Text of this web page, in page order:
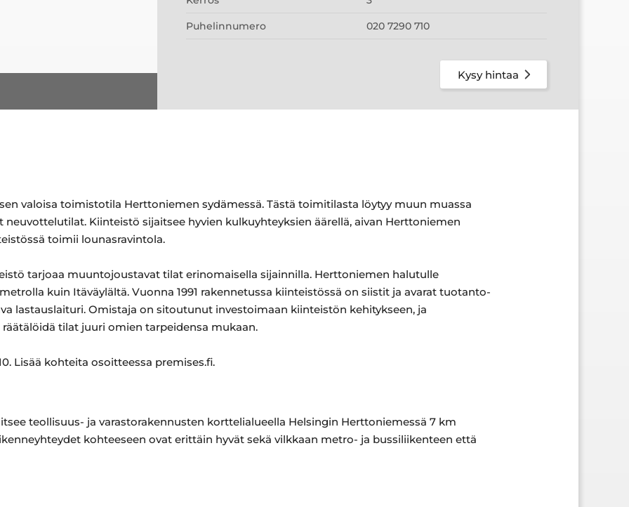
Puhelinnumero 020 7290 710
Kysy hintaa
valoisa toimistotila Herttoniemen sydämessä. Tästä toimitilasta löytyy muun muassa
Kiinteistö sijaitsee hyvien kulkuyhteyksien äärellä, aivan Herttoniemen
toimii lounasravintola.
tarjoaa muuntojoustavat tilat erinomaisella sijainnilla. Herttoniemen halutulle
kuin Itäväylältä. Vuonna 1991 rakennetussa kiinteistössä on siistit ja avarat tuotanto-
lastauslaituri. Omistaja on sitoutunut investoimaan kiinteistön kehitykseen, ja
tilat juuri omien tarpeidensa mukaan.
Lisää kohteita osoitteessa premises.fi.
teollisuus- ja varastorakennusten korttelialueella Helsingin Herttoniemessä 7 km
kohteeseen ovat erittäin hyvät sekä vilkkaan metro- ja bussiliikenteen että